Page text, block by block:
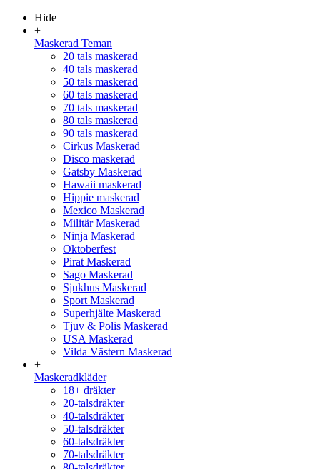
Hide
+
Maskerad Teman
20 tals maskerad
40 tals maskerad
50 tals maskerad
60 tals maskerad
70 tals maskerad
80 tals maskerad
90 tals maskerad
Cirkus Maskerad
Disco maskerad
Gatsby Maskerad
Hawaii maskerad
Hippie maskerad
Mexico Maskerad
Militär Maskerad
Ninja Maskerad
Oktoberfest
Pirat Maskerad
Sago Maskerad
Sjukhus Maskerad
Sport Maskerad
Superhjälte Maskerad
Tjuv & Polis Maskerad
USA Maskerad
Vilda Västern Maskerad
+
Maskeradkläder
18+ dräkter
20-talsdräkter
40-talsdräkter
50-talsdräkter
60-talsdräkter
70-talsdräkter